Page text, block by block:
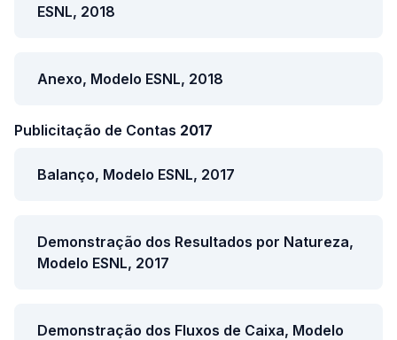
ESNL, 2018
Anexo, Modelo ESNL, 2018
Publicitação de Contas 2017
Balanço, Modelo ESNL, 2017
Demonstração dos Resultados por Natureza,
Modelo ESNL, 2017
Demonstração dos Fluxos de Caixa, Modelo